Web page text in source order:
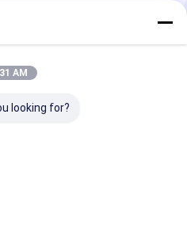
AM
looking for?